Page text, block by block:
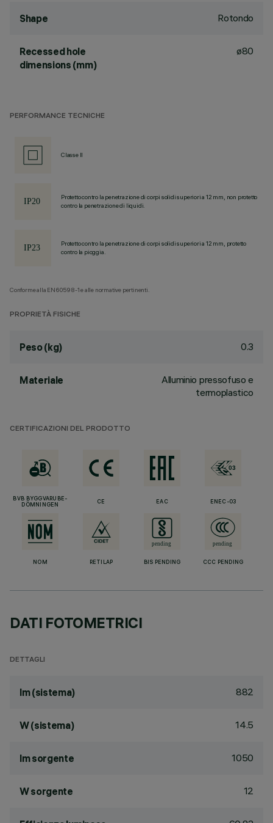
Shape Rotondo
Recessed hole
dimensions (mm)
ø80
PERFORMANCE TECNICHE
Classe II
Protetto contro la penetrazione di corpi solidi superiori a 12 mm, non protetto
contro la penetrazione di liquidi.
Protetto contro la penetrazione di corpi solidi superiori a 12 mm, protetto
contro la pioggia.
Conforme alla EN60598-1 e alle normative pertinenti.
PROPRIETÀ FISICHE
Peso (kg) 0.3
Materiale
Alluminio pressofuso e
termoplastico
CERTIFICAZIONI DEL PRODOTTO
BVB BYGGVARUBE-
DÖMNINGEN
CE EAC ENEC-03
NOM RETILAP BIS PENDING CCC PENDING
DATI FOTOMETRICI
DETTAGLI
lm (sistema) 882
W (sistema) 14.5
lm sorgente 1050
W sorgente 12